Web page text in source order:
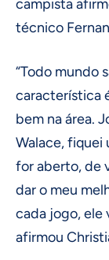
campista
técnico
“Todo mundo
característica
bem na área.
Walace, fiquei
for aberto, de
dar o meu
cada jogo, ele
afirmou